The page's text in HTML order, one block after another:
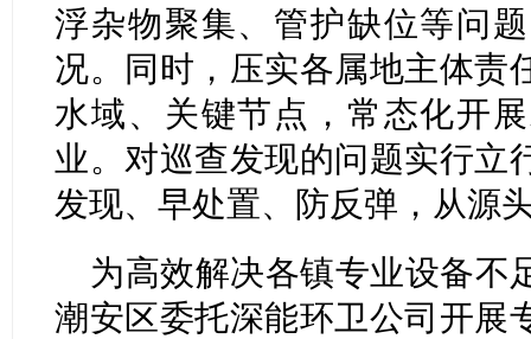
浮杂物聚集、管护缺位等问
况。同时，压实各属地主体责
水域、关键节点，常态化开
业。对巡查发现的问题实行立
发现、早处置、防反弹，从源
为高效解决各镇专业设备不
潮安区委托深能环卫公司开展